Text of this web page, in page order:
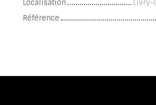
Localisation
Livry-
Référence